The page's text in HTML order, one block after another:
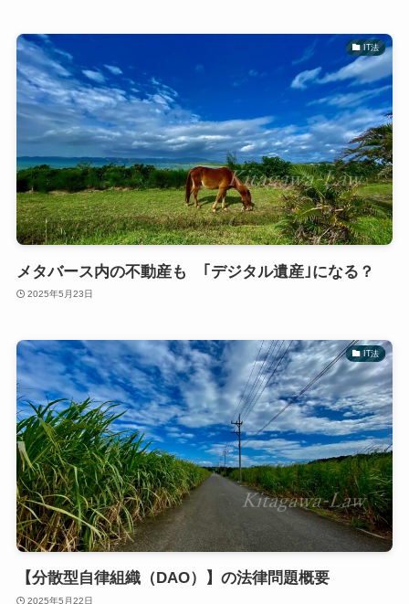
IT法
メタバース内の不動産も ｢デジタル遺産｣になる？
2025年5月23日
IT法
【分散型自律組織（DAO）】の法律問題概要
2025年5月22日